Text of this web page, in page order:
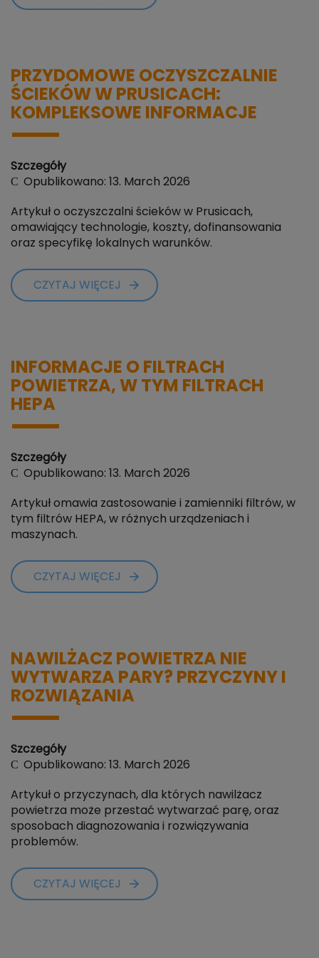
PRZYDOMOWE OCZYSZCZALNIE
ŚCIEKÓW W PRUSICACH:
KOMPLEKSOWE INFORMACJE
Szczegóły
Opublikowano: 13. March 2026
Artykuł o oczyszczalni ścieków w Prusicach,
omawiający technologie, koszty, dofinansowania
oraz specyfikę lokalnych warunków.
CZYTAJ WIĘCEJ
INFORMACJE O FILTRACH
POWIETRZA, W TYM FILTRACH
HEPA
Szczegóły
Opublikowano: 13. March 2026
Artykuł omawia zastosowanie i zamienniki filtrów, w
tym filtrów HEPA, w różnych urządzeniach i
maszynach.
CZYTAJ WIĘCEJ
NAWILŻACZ POWIETRZA NIE
WYTWARZA PARY? PRZYCZYNY I
ROZWIĄZANIA
Szczegóły
Opublikowano: 13. March 2026
Artykuł o przyczynach, dla których nawilżacz
powietrza może przestać wytwarzać parę, oraz
sposobach diagnozowania i rozwiązywania
problemów.
CZYTAJ WIĘCEJ